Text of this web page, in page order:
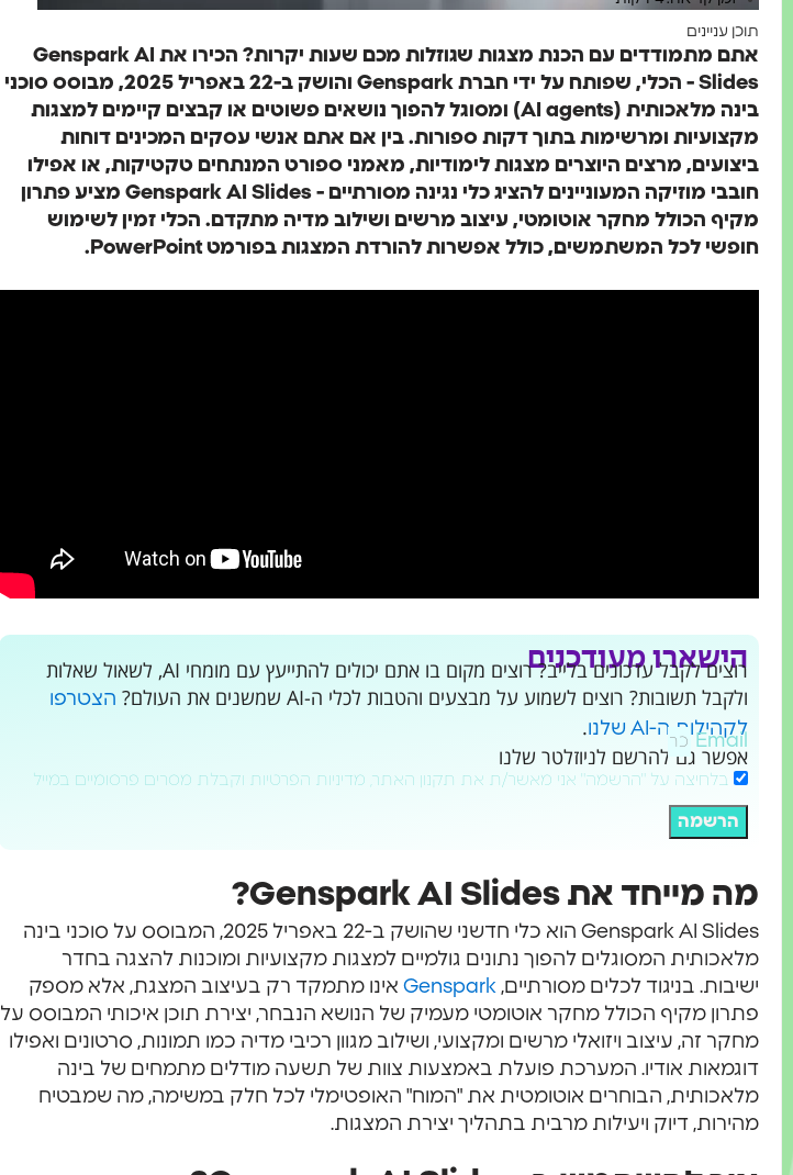
תוכן עניינים
אתם מתמודדים עם הכנת מצגות שגוזלות מכם שעות יקרות? הכירו את Genspark AI
Slides - הכלי, שפותח על ידי חברת Genspark והושק ב-22 באפריל 2025, מבוסס סוכני
בינה מלאכותית (AI agents) ומסוגל להפוך נושאים פשוטים או קבצים קיימים למצגות
מקצועיות ומרשימות בתוך דקות ספורות. בין אם אתם אנשי עסקים המכינים דוחות
ביצועים, מרצים היוצרים מצגות לימודיות, מאמני ספורט המנתחים טקטיקות, או אפילו
חובבי מוזיקה המעוניינים להציג כלי נגינה מסורתיים - Genspark AI Slides מציע פתרון
מקיף הכולל מחקר אוטומטי, עיצוב מרשים ושילוב מדיה מתקדם. הכלי זמין לשימוש
חופשי לכל המשתמשים, כולל אפשרות להורדת המצגות בפורמט PowerPoint.
הישארו מעודכנים
רוצים לקבל עדכונים בלייב? רוצים מקום בו אתם יכולים להתייעץ עם מומחי AI, לשאול שאלות
ולקבל תשובות? רוצים לשמוע על מבצעים והטבות לכלי ה-AI שמשנים את העולם?
הצטרפו
לקהילות ה-AI שלנו
.
אפשר גם להרשם לניוזלטר שלנו
Email
בלחיצה על "הרשמה" אני מאשר/ת את תקנון האתר, מדיניות הפרטיות וקבלת מסרים פרסומיים במייל
הרשמה
מה מייחד את Genspark AI Slides?
Genspark AI Slides הוא כלי חדשני שהושק ב-22 באפריל 2025, המבוסס על סוכני בינה
מלאכותית המסוגלים להפוך נתונים גולמיים למצגות מקצועיות ומוכנות להצגה בחדר
ישיבות. בניגוד לכלים מסורתיים, Genspark אינו מתמקד רק בעיצוב המצגת, אלא מספק
פתרון מקיף הכולל מחקר אוטומטי מעמיק של הנושא הנבחר, יצירת תוכן איכותי המבוסס על
מחקר זה, עיצוב ויזואלי מרשים ומקצועי, ושילוב מגוון רכיבי מדיה כמו תמונות, סרטונים ואפילו
דוגמאות אודיו. המערכת פועלת באמצעות צוות של תשעה מודלים מתמחים של בינה
מלאכותית, הבוחרים אוטומטית את "המוח" האופטימלי לכל חלק במשימה, מה שמבטיח
מהירות, דיוק ויעילות מרבית בתהליך יצירת המצגות.